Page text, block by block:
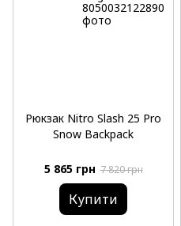
Рюкзак Nitro Slash 25 Pro
Snow Backpack
5 865 грн 7 820 грн
Купити